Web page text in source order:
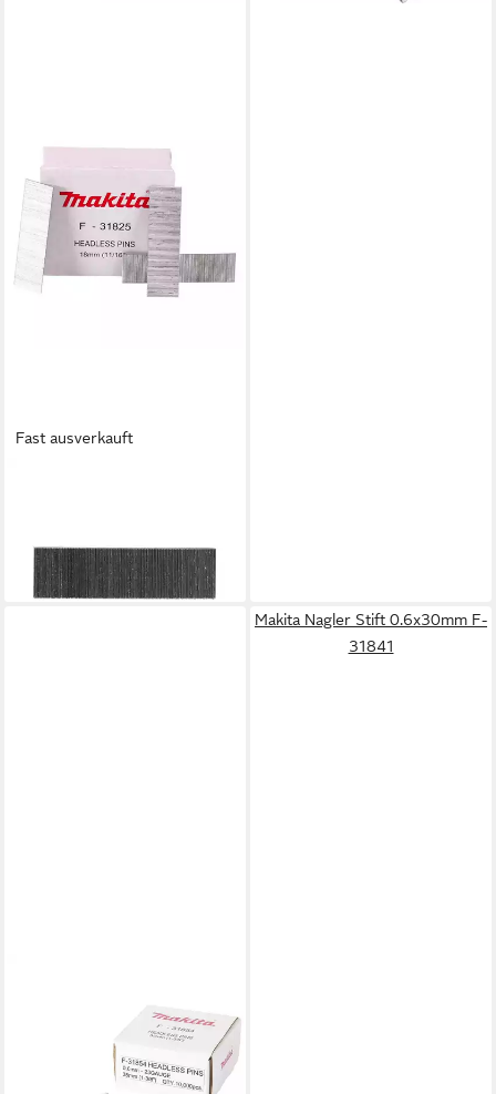
Fast ausverkauft
20,60 €
lieferbar - in 3-4 Werktagen bei dir
Makita Nagler Stift 0.6x30mm F-
31841